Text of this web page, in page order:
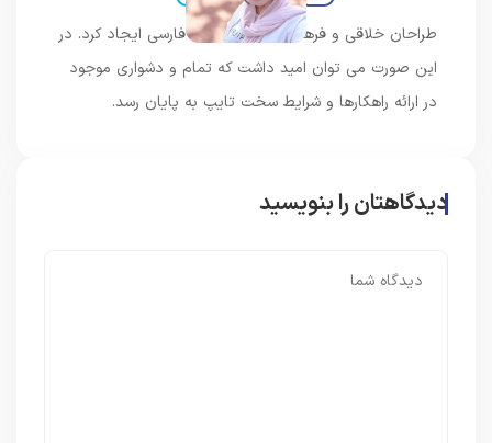
طراحان خلاقی و فرهنگ پیشرو در زبان فارسی ایجاد کرد. در
این صورت می توان امید داشت که تمام و دشواری موجود
در ارائه راهکارها و شرایط سخت تایپ به پایان رسد.
دیدگاهتان را بنویسید